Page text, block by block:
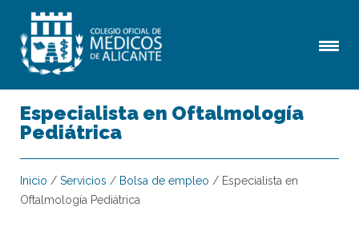
Especialista en Oftalmología
Pediátrica
Inicio / Servicios / Bolsa de empleo / Especialista en
Oftalmología Pediátrica